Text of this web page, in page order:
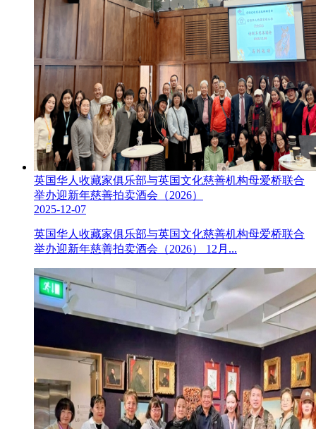
英国华人收藏家俱乐部与英国文化慈善机构母爱桥联合
举办迎新年慈善拍卖酒会（2026）
2025-12-07
英国华人收藏家俱乐部与英国文化慈善机构母爱桥联合
举办迎新年慈善拍卖酒会（2026） 12月...